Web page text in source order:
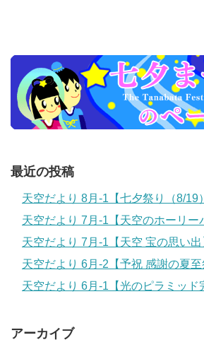
最近の投稿
天空だより 8月-1【七夕祭り（8/19
天空だより 7月-1【天空のホーリー
天空だより 7月-1【天空 宝の思い出
天空だより 6月-2【予祝 感謝の夏至
天空だより 6月-1【光のピラミッド
アーカイブ